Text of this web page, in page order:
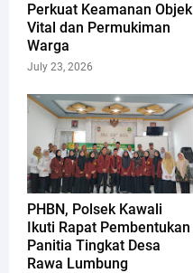
Perkuat Keamanan Objek
Vital dan Permukiman
Warga
July 23, 2026
PHBN, Polsek Kawali
Ikuti Rapat Pembentukan
Panitia Tingkat Desa
Rawa Lumbung